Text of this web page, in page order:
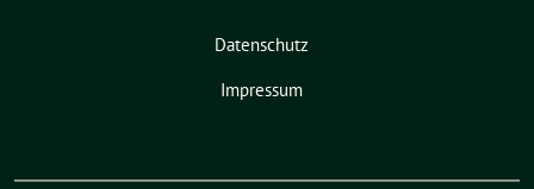
Datenschutz
Impressum